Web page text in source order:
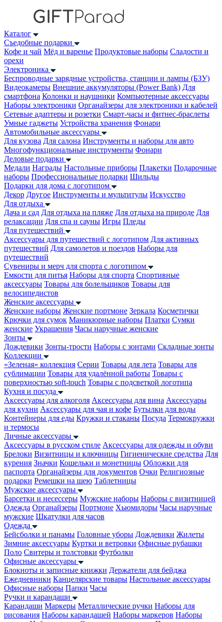
Каталог
Съедобные подарки
Кофе и чай Мёд и варенье Продуктовые наборы Сладости и
орехи
Электроника
Беспроводные зарядные устройства, станции и лампы (БЗУ)
Видеокамеры Внешние аккумуляторы (Power Bank) Для
смартфона Колонки и наушники Компьютерные аксессуары
Наборы электроники Органайзеры для электроники и кабелей
Сетевые адаптеры и розетки Смарт-часы и фитнес-браслеты
Умные гаджеты Устройства хранения Фонари
Автомобильные аксессуары
Для кузова Для салона Инструменты и наборы для авто
Многофункциональные инструменты Фонари
Деловые подарки
Медали Награды Настольные приборы Плакетки Подарочные
наборы Профессиональные подарки Шильды
Подарки для дома с логотипом
Декор Другое Инструменты и мультитулы Искусство
Для отдыха
Дача и сад Для отдыха на пляже Для отдыха на природе Для
релаксации Для спа и сауны Игры Пледы
Для путешествий
Аксессуары для путешествий с логотипом Для активных
путешествий Для самолетов и поездов Наборы для
путешествий
Сувениры и мерч для спорта с логотипом
Емкости для питья Наборы для спорта Спортивные
аксессуары Товары для болельщиков Товары для
велосипедистов
Женские аксессуары
Женские наборы Женские портмоне Зеркала Косметички
Крючки для сумок Маникюрные наборы Платки Сумки
женские Украшения Часы наручные женские
Зонты
Дождевики Зонты-трости Наборы с зонтами Складные зонты
Коллекции
«Зеленая» коллекция Серии Товары для лета Товары для
сублимации Товары для удалённой работы Товары с
поверхностью soft-touch Товары с подсветкой логотипа
Кухня и посуда
Аксессуары для алкоголя Аксессуары для вина Аксессуары
для кухни Аксессуары для чая и кофе Бутылки для воды
Контейнеры для еды Кружки и стаканы Посуда Термокружки
и термосы
Личные аксессуары
Аксессуары в русском стиле Аксессуары для одежды и обуви
Брелоки Визитницы и ключницы Гигиенические средства Для
курения Значки Кошельки и монетницы Обложки для
паспорта Органайзеры для документов Очки Религиозные
подарки Ремешки на шею Таблетницы
Мужские аксессуары
Барсетки и несессеры Мужские наборы Наборы с визитницей
Одежда Органайзеры Портмоне Хьюмидоры Часы наручные
мужские Шкатулки для часов
Одежда
Бейсболки и панамы Головные уборы Дождевики Жилеты
Зимние аксессуары Куртки и ветровки Офисные рубашки
Поло Свитеры и толстовки Футболки
Офисные аксессуары
Блокноты и записные книжки Держатели для бейджа
Ежедневники Канцелярские товары Настольные аксессуары
Офисные наборы Папки Часы
Ручки и карандаши
Карандаши Маркеры Металлические ручки Наборы для
рисования Наборы карандашей Наборы маркеров Наборы